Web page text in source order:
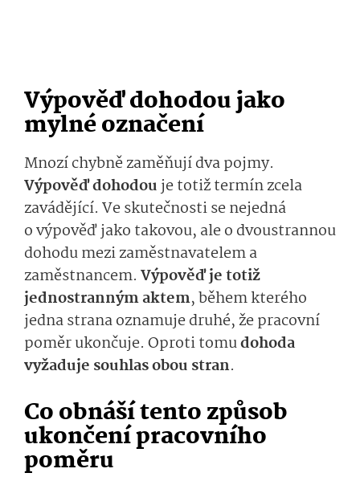
Výpověď dohodou jako
mylné označení
Mnozí chybně zaměňují dva pojmy.
Výpověď dohodouje totiž termín zcela
zavádějící. Ve skutečnosti se nejedná
o výpověď jako takovou, ale o dvoustrannou
dohodu mezi zaměstnavatelem a
zaměstnancem. Výpověď je totiž
jednostranným aktem, během kterého
jedna strana oznamuje druhé, že pracovní
poměr ukončuje. Oproti tomudohoda
vyžaduje souhlas obou stran.
Co obnáší tento způsob
ukončení pracovního
poměru